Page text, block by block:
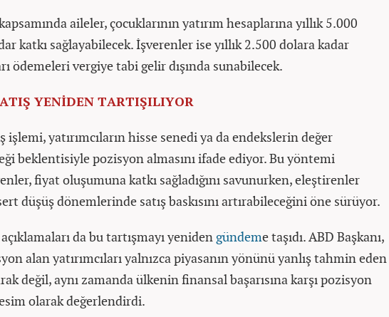
aileler, çocuklarının yatırım hesaplarına yıllık 5.000
katkı sağlayabilecek. İşverenler ise yıllık 2.500 dolara kadar
ödemeleri vergiye tabi gelir dışında sunabilecek.
YENİDEN TARTIŞILIYOR
işlemi, yatırımcıların hisse senedi ya da endekslerin değer
beklentisiyle pozisyon almasını ifade ediyor. Bu yöntemi
fiyat oluşumuna katkı sağladığını savunurken, eleştirenler
düşüş dönemlerinde satış baskısını artırabileceğini öne sürüyor.
da bu tartışmayı yeniden gündeme taşıdı. ABD Başkanı,
alan yatırımcıları yalnızca piyasanın yönünü yanlış tahmin eden
değil, aynı zamanda ülkenin finansal başarısına karşı pozisyon
olarak değerlendirdi.